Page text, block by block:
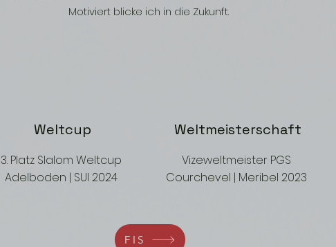
Motiviert blicke ich in die Zukunft.
Weltcup
3. Platz Slalom Weltcup
Adelboden | SUI 2024
Weltmeisterschaft
Vizeweltmeister PGS
Courchevel | Meribel 2023
FIS